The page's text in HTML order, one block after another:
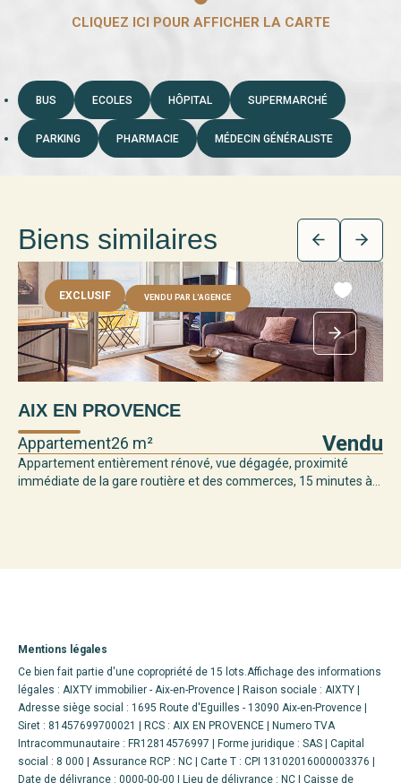
BUS ECOLES HÔPITAL SUPERMARCHÉ
PARKING PHARMACIE MÉDECIN GÉNÉRALISTE
Biens similaires
EXCLUSIF VENDU PAR L'AGENCE
AIX EN PROVENCE
Appartement26 m² Vendu
Appartement entièrement rénové, vue dégagée, proximité
immédiate de la gare routière et des commerces, 15 minutes à...
Mentions légales
Ce bien fait partie d'une copropriété de 15 lots.Affichage des informations
légales : AIXTY immobilier - Aix-en-Provence | Raison sociale : AIXTY |
Adresse siège social : 1695 Route d'Eguilles - 13090 Aix-en-Provence |
Siret : 81457699700021 | RCS : AIX EN PROVENCE | Numero TVA
Intracommunautaire : FR12814576997 | Forme juridique : SAS | Capital
social : 8 000 | Assurance RCP : NC | Carte T : CPI 13102016000003376 |
Date de délivrance : 0000-00-00 | Lieu de délivrance : NC | Caisse de